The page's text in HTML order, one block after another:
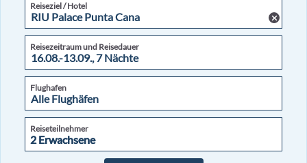
Reiseziel / Hotel
Reisezeitraum und Reisedauer
Flughafen
Reiseteilnehmer
2 Erwachsene
2 Erwachsene